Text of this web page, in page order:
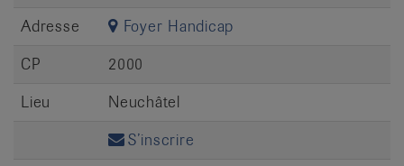
Adresse
Foyer Handicap
CP
2000
Lieu
Neuchâtel
S’inscrire